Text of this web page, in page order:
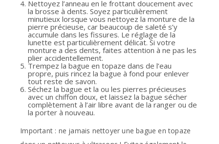
Nettoyez l’anneau en le frottant doucement avec
la brosse à dents. Soyez particulièrement
minutieux lorsque vous nettoyez la monture de la
pierre précieuse, car beaucoup de saleté s’y
accumule dans les fissures. Le réglage de la
lunette est particulièrement délicat. Si votre
monture a des dents, faites attention à ne pas les
plier accidentellement.
Trempez la bague en topaze dans de l’eau
propre, puis rincez la bague à fond pour enlever
tout reste de savon.
Séchez la bague et la ou les pierres précieuses
avec un chiffon doux, et laissez la bague sécher
complètement à l’air libre avant de la ranger ou de
la porter à nouveau.
Important : ne jamais nettoyer une bague en topaze